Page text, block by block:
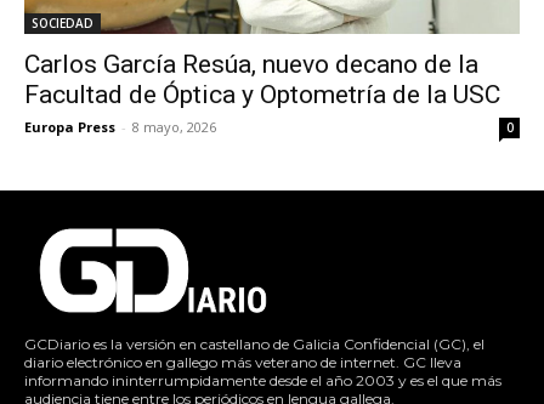
SOCIEDAD
Carlos García Resúa, nuevo decano de la
Facultad de Óptica y Optometría de la USC
Europa Press - 8 mayo, 2026 0
GCDiario es la versión en castellano de Galicia Confidencial (GC), el
diario electrónico en gallego más veterano de internet. GC lleva
informando ininterrumpidamente desde el año 2003 y es el que más
audiencia tiene entre los periódicos en lengua gallega.